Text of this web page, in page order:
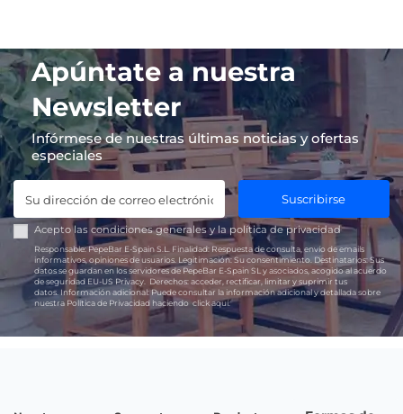
Apúntate a nuestra
Newsletter
Infórmese de nuestras últimas noticias y ofertas
especiales
Suscribirse
Acepto las condiciones generales y lapolítica de privacidad
Responsable:PepeBar E-Spain S.L. Finalidad: Respuesta de consulta, envío de emails
informativos, opiniones de usuarios. Legitimación: Su consentimiento. Destinatarios: Sus
datos se guardan en los servidores de PepeBar E-Spain SL y asociados, acogido al acuerdo
de seguridad EU-US Privacy.
Derechos: acceder, rectificar, limitar y suprimir tus
datos. Información adicional:Puede consultar la información adicional y detallada sobre
nuestra Política de Privacidad haciendoclick aquí.